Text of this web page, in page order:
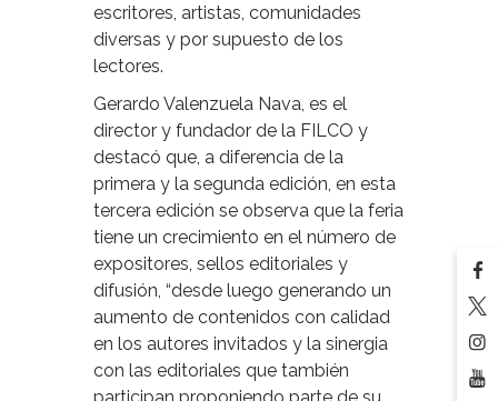
escritores, artistas, comunidades
diversas y por supuesto de los
lectores.
Gerardo Valenzuela Nava, es el
director y fundador de la FILCO y
destacó que, a diferencia de la
primera y la segunda edición, en esta
tercera edición se observa que la feria
tiene un crecimiento en el número de
expositores, sellos editoriales y
difusión, “desde luego generando un
aumento de contenidos con calidad
en los autores invitados y la sinergia
con las editoriales que también